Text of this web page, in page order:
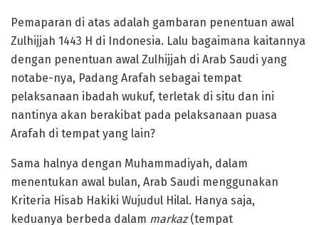
Pemaparan di atas adalah gambaran penentuan awal
Zulhijjah 1443 H di Indonesia. Lalu bagaimana kaitannya
dengan penentuan awal Zulhijjah di Arab Saudi yang
notabe-nya, Padang Arafah sebagai tempat
pelaksanaan ibadah wukuf, terletak di situ dan ini
nantinya akan berakibat pada pelaksanaan puasa
Arafah di tempat yang lain?
Sama halnya dengan Muhammadiyah, dalam
menentukan awal bulan, Arab Saudi menggunakan
Kriteria Hisab Hakiki Wujudul Hilal. Hanya saja,
keduanya berbeda dalam markaz(tempat